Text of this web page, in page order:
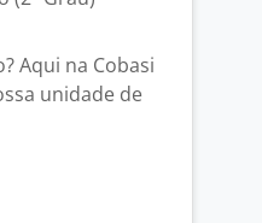
Aqui na Cobasi
unidade de